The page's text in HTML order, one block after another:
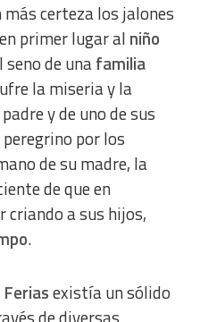
certeza los jalones
primer lugar al niño
seno de unafamilia
la miseria y la
y de uno de sus
por los
de su madre, la
de que en
criando a sus hijos,
.
existía un sólido